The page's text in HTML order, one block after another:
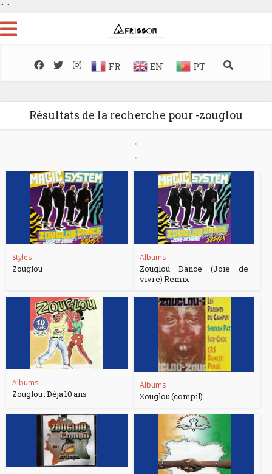
" "
FR EN PT
Résultats de la recherche pour -zouglou
"
"
Styles
Zouglou
Albums
Zouglou Dance (Joie de
vivre) Remix
Albums
Zouglou : Déjà 10 ans
Albums
Zouglou (compil)